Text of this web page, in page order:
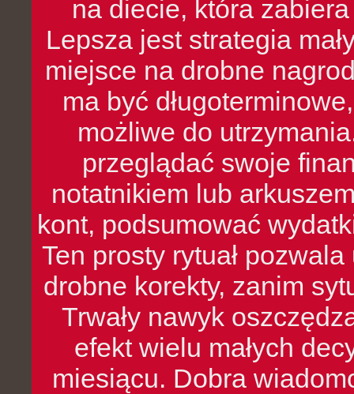
na diecie, która
Lepsza jest strategia
miejsce na drobne
ma być
możliwe do
przeglądać swoje
notatnikiem lub
kont, podsumować
Ten prosty rytuał
drobne korekty, zanim
Trwały nawyk
efekt wielu małych
miesiącu. Dobra